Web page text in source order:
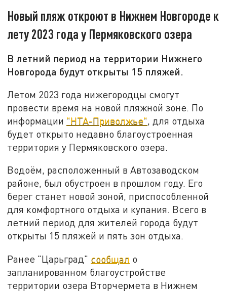
Новый пляж откроют в Нижнем Новгороде к
лету 2023 года у Пермяковского озера
В летний период на территории Нижнего
Новгорода будут открыты 15 пляжей.
Летом 2023 года нижегородцы смогут
провести время на новой пляжной зоне. По
информации "НТА-Приволжье", для отдыха
будет открыто недавно благоустроенная
территория у Пермяковского озера.
Водоём, расположенный в Автозаводском
районе, был обустроен в прошлом году. Его
берег станет новой зоной, приспособленной
для комфортного отдыха и купания. Всего в
летний период для жителей города будут
открыты 15 пляжей и пять зон отдыха.
Ранее "Царьград" сообщал о
запланированном благоустройстве
территории озера Вторчермета в Нижнем